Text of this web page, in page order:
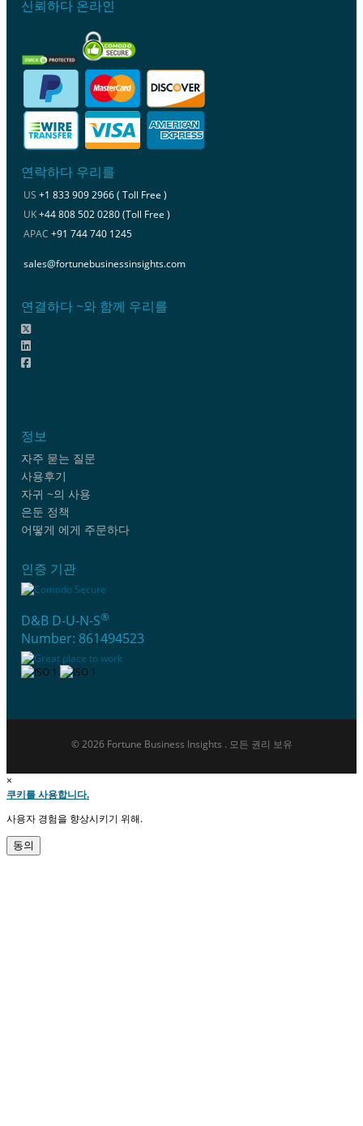
신뢰하다 온라인
연락하다 우리를
US +1 833 909 2966 ( Toll Free )
UK+44 808 502 0280 (Toll Free )
APAC +91 744 740 1245
sales@fortunebusinessinsights.com
연결하다 ~와 함께 우리를
정보
자주 묻는 질문
사용후기
자귀 ~의 사용
은둔 정책
어떻게 에게 주문하다
인증 기관
D&B D-U-N-S®
Number: 861494523
© 2026 Fortune Business Insights . 모든 권리 보유
×
쿠키를 사용합니다.
사용자 경험을 향상시키기 위해.
동의